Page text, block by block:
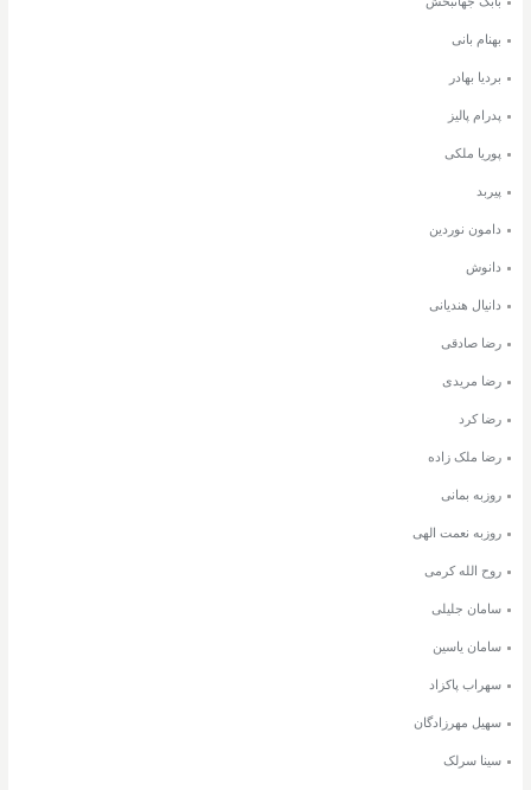
بهنام بانی
بردیا بهادر
پدرام پالیز
پوریا ملکی
پیربد
دامون نوردین
دانوش
دانیال هندیانی
رضا صادقی
رضا مریدی
رضا کرد
رضا ملک زاده
روزبه بمانی
روزبه نعمت الهی
روح الله کرمی
سامان جلیلی
سامان یاسین
سهراب پاکزاد
سهیل مهرزادگان
سینا سرلک